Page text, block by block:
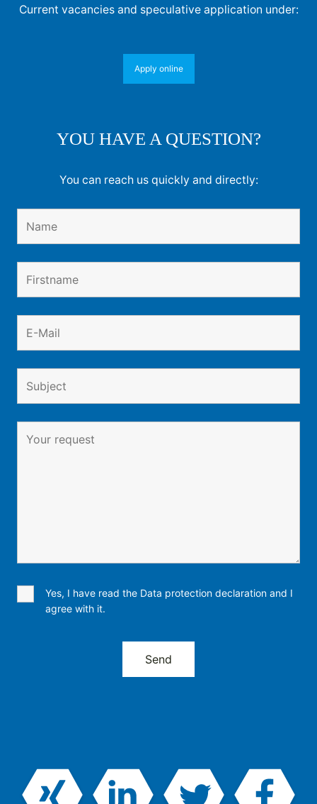
Current vacancies and speculative application under:
Apply online
YOU HAVE A QUESTION?
You can reach us quickly and directly:
Yes, I have read the Data protection declaration and I
agree with it.